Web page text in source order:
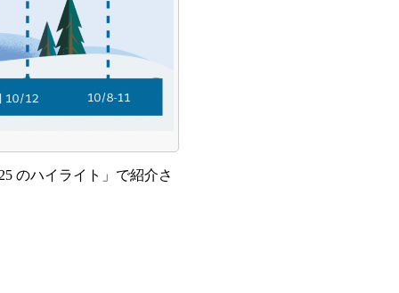
のハイライト」で紹介さ